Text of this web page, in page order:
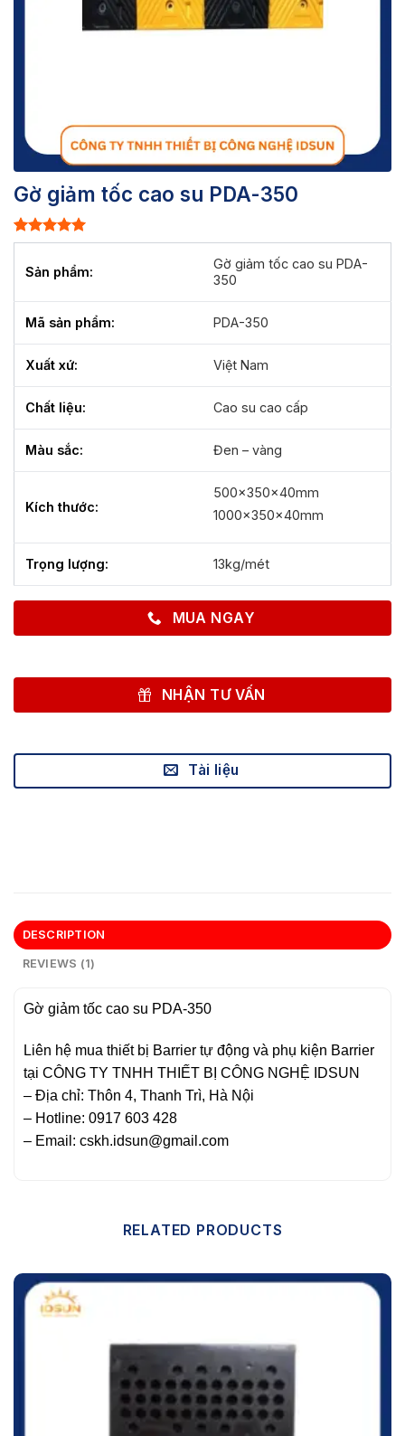
Gờ giảm tốc cao su PDA-350
Rated5.00
based on
1
rating
Sản phẩm:
Gờ giảm tốc cao su PDA-
350
Mã sản phẩm: PDA-350
Xuất xứ: Việt Nam
Chất liệu: Cao su cao cấp
Màu sắc: Đen – vàng
Kích thước:
500x350x40mm
1000x350x40mm
Trọng lượng: 13kg/mét
MUA NGAY
NHẬN TƯ VẤN
Tài liệu
DESCRIPTION
REVIEWS (1)
Gờ giảm tốc cao su PDA-350
Liên hệ mua thiết bị Barrier tự động và phụ kiện Barrier
tại CÔNG TY TNHH THIẾT BỊ CÔNG NGHỆ IDSUN
– Địa chỉ: Thôn 4, Thanh Trì, Hà Nội
– Hotline: 0917 603 428
– Email: cskh.idsun@gmail.com
RELATED PRODUCTS